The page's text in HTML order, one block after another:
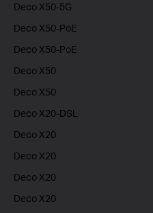
Deco X50-5G
Deco X50-PoE
Deco X50-PoE
Deco X50
Deco X50
Deco X20-DSL
Deco X20
Deco X20
Deco X20
Deco X20